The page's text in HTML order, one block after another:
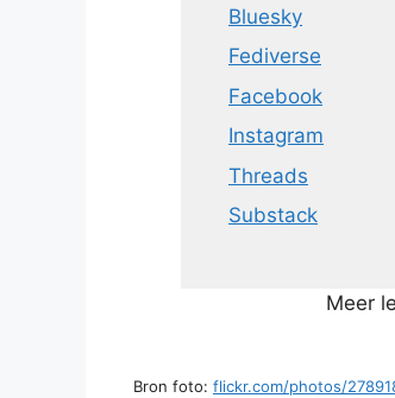
Bluesky
Fediverse
Facebook
Instagram
Threads
Substack
Meer
Bron foto: flickr.com/photos/